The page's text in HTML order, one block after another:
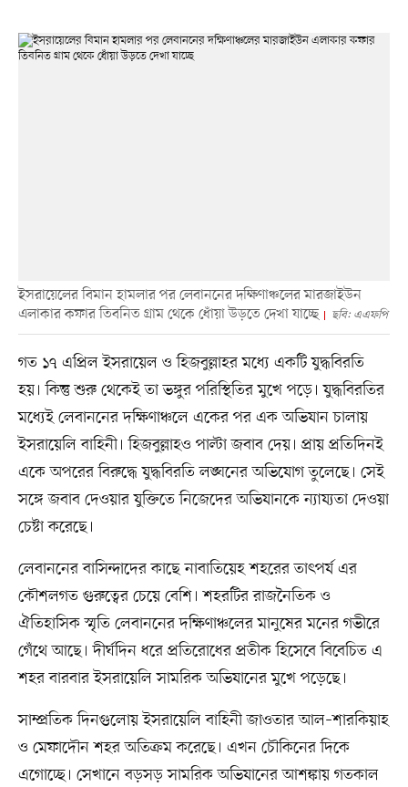
ইসরায়েলের বিমান হামলার পর লেবাননের দক্ষিণাঞ্চলের মারজাইউন
এলাকার কফার তিবনিত গ্রাম থেকে ধোঁয়া উড়তে দেখা যাচ্ছে
ছবি: এএফপি
গত ১৭ এপ্রিল ইসরায়েল ও হিজবুল্লাহর মধ্যে একটি যুদ্ধবিরতি
হয়। কিন্তু শুরু থেকেই তা ভঙ্গুর পরিস্থিতির মুখে পড়ে। যুদ্ধবিরতির
মধ্যেই লেবাননের দক্ষিণাঞ্চলে একের পর এক অভিযান চালায়
ইসরায়েলি বাহিনী। হিজবুল্লাহও পাল্টা জবাব দেয়। প্রায় প্রতিদিনই
একে অপরের বিরুদ্ধে যুদ্ধবিরতি লঙ্ঘনের অভিযোগ তুলেছে। সেই
সঙ্গে জবাব দেওয়ার যুক্তিতে নিজেদের অভিযানকে ন্যায্যতা দেওয়া
চেষ্টা করেছে।
লেবাননের বাসিন্দাদের কাছে নাবাতিয়েহ শহরের তাৎপর্য এর
কৌশলগত গুরুত্বের চেয়ে বেশি। শহরটির রাজনৈতিক ও
ঐতিহাসিক স্মৃতি লেবাননের দক্ষিণাঞ্চলের মানুষের মনের গভীরে
গেঁথে আছে। দীর্ঘদিন ধরে প্রতিরোধের প্রতীক হিসেবে বিবেচিত এ
শহর বারবার ইসরায়েলি সামরিক অভিযানের মুখে পড়েছে।
সাম্প্রতিক দিনগুলোয় ইসরায়েলি বাহিনী জাওতার আল–শারকিয়াহ
ও মেফাদৌন শহর অতিক্রম করেছে। এখন চৌকিনের দিকে
এগোচ্ছে। সেখানে বড়সড় সামরিক অভিযানের আশঙ্কায় গতকাল